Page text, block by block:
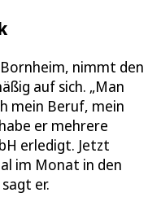
nimmt den
auf sich. „Man
mein Beruf, mein
er mehrere
erledigt. Jetzt
im Monat in den
er.